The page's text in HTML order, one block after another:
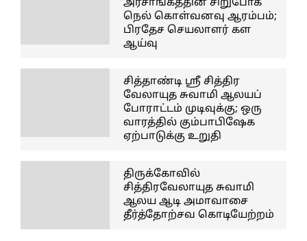
அரசாங்கத்தின் சிறுபோக
நெல் கொள்வனவு ஆரம்பம்;
பிரதேச செயலாளர் கள
ஆய்வு
சித்தாண்டி ஸ்ரீ சித்திர
வேலாயுத சுவாமி ஆலயப்
போராட்டம் முடிவுக்கு; ஒரு
வாரத்தில் கும்பாபிஷேக
ஏற்பாடுக்கு உறுதி
திருக்கோவில்
சித்திரவேலாயுத சுவாமி
ஆலய ஆடி அமாவாசை
தீர்த்தோற்சவ கொடியேற்றம்